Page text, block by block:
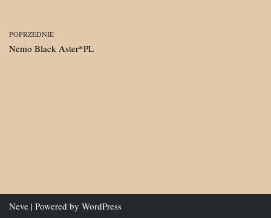
POPRZEDNIE
Nemo Black Aster*PL
Neve | Powered by WordPress